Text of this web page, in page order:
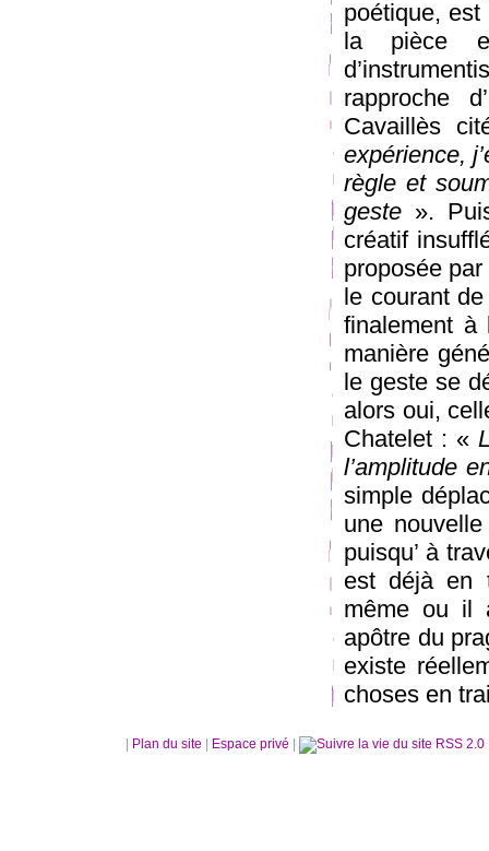
poétique, est
la pièce
rapproche
Cavaillès
expérience,
règle et
geste ».
créatif
proposée
le courant
finalement à
manière
le geste se
alors oui,
Chatelet : «
l’amplitude
simple
une
puisqu’ à
est déjà en
même ou il
apôtre du
existe
choses en
Plan du site Espace privé RSS 2.0